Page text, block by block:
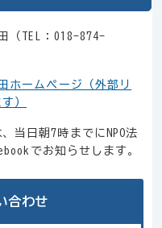
（TEL：018-874-
ホームページ（外部リ
）
当日朝7時までにNPO法
でお知らせします。
合わせ